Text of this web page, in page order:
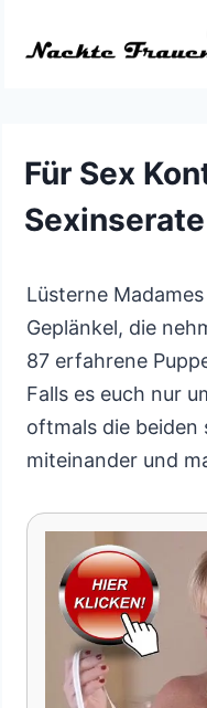
Inhalt
Für Sex
Lüsterne
Geplänkel, die
87 erfahrene
Falls es euch nur
oftmals die beiden
miteinander und